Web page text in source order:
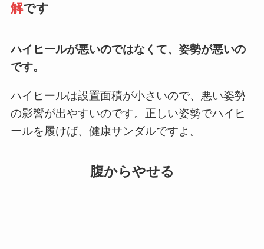
解です
ハイヒールが悪いのではなくて、姿勢が悪いの
です。
ハイヒールは設置面積が小さいので、悪い姿勢
の影響が出やすいのです。正しい姿勢でハイヒ
ールを履けば、健康サンダルですよ。
腹からやせる